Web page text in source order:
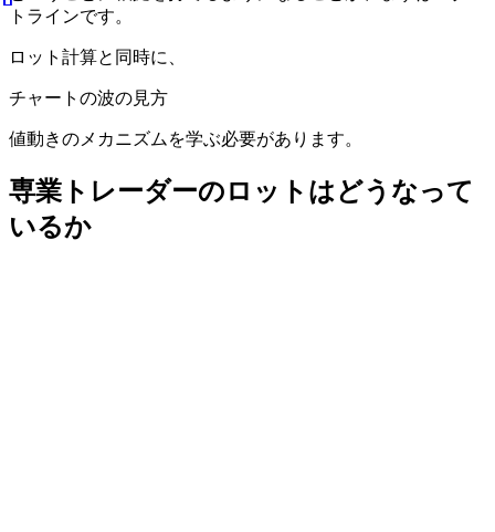
トラインです。
ロット計算と同時に、
チャートの波の見方
値動きのメカニズムを学ぶ必要があります。
専業トレーダーのロットはどうなって
いるか